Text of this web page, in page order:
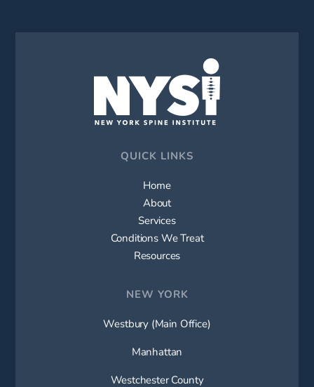
QUICK LINKS
Home
About
Services
Conditions We Treat
Resources
NEW YORK
Westbury (Main Office)
Manhattan
Westchester County